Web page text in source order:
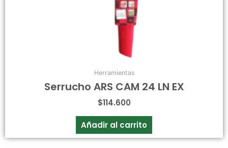
Herramientas
Serrucho ARS CAM 24 LN EX
$114.600
Añadir al carrito